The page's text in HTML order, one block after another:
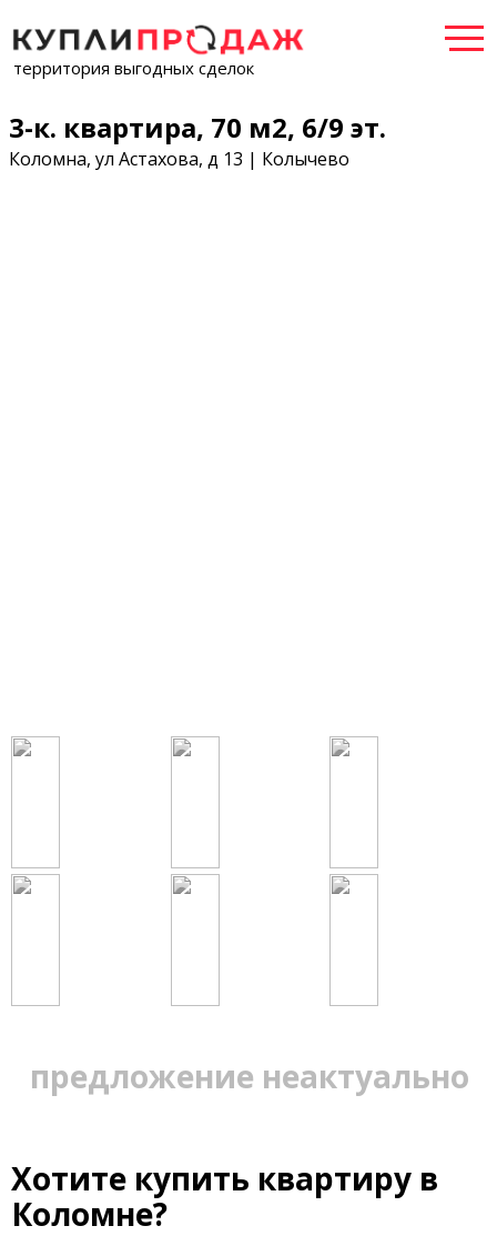
территория выгодных сделок
3-к. квартира, 70 м2, 6/9 эт.
Коломна, ул Астахова, д 13 | Колычево
предложение неактуально
Хотите купить квартиру в
Коломне?